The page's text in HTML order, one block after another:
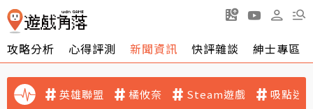
攻略分析 心得評測 新聞資訊 快評雜談 紳士專區
英雄聯盟 橘攸奈 Steam遊戲 吸點迷